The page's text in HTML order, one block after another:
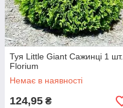
Туя Little Giant Сажинці 1 шт.
Florium
Немає в наявності
124,95 ₴